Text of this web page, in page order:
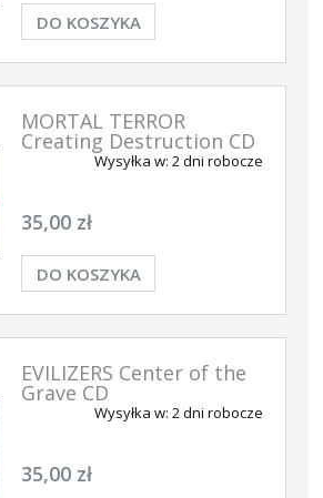
DO KOSZYKA
MORTAL TERROR
Creating Destruction CD
Wysyłka w: 2 dni robocze
35,00 zł
DO KOSZYKA
EVILIZERS Center of the
Grave CD
Wysyłka w: 2 dni robocze
35,00 zł